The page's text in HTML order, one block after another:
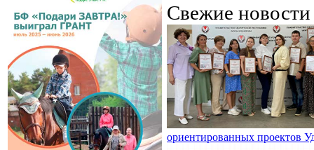
Свежие
ориентированных проектов